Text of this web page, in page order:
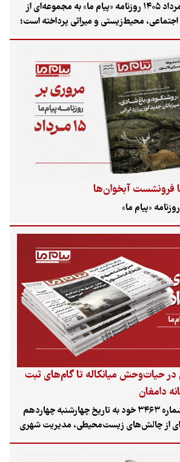
شماره شنبه هفدهم مرداد ۱۴۰۵ روزنامه «پیام ما» به مجموعه‌ای از
محیط‌زیستی و میراثی پرداخته است؛
از بلاتکلیفی بازپرداخت پروژه‌های ماده ۱۲ و توقف سرمایه‌گذاری در
مرگ یک مادر در بم، اعتراض به انتقال اموال
آلودگی چاه‌های آب در تالش و روایت
در آستانه روز خبرنگار.
فرونشست آبخوان‌ها
«پیام ما»
حیات‌وحش میانکاله تا گام‌های ثبت
دامغان
روزنامه «پیام ما» در شماره ۳۴۶۳ خود به تاریخ چهارشنبه چهاردهم
مجموعه‌ای از چالش‌های زیست‌محیطی، مدیریت شهری
و میراث فرهنگی کشور را بررسی کرده است. وقوع ۱۰ آتش‌سوزی